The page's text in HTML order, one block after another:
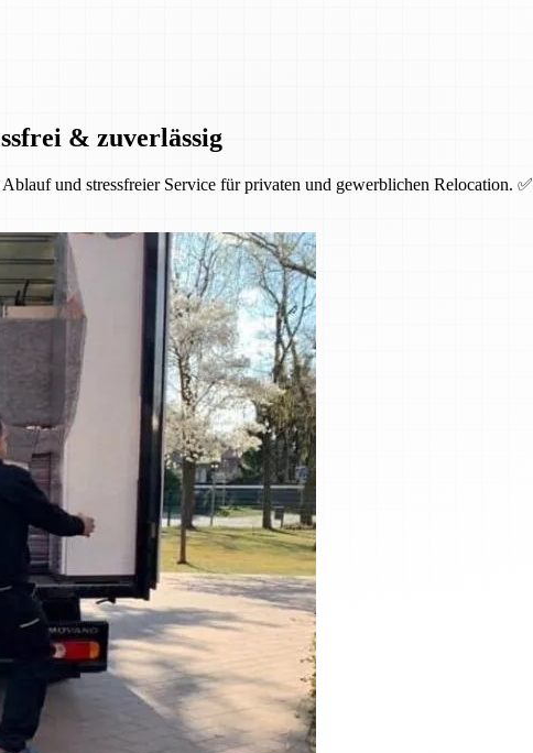
& zuverlässig
und stressfreier Service für privaten und gewerblichen Relocation. ✅